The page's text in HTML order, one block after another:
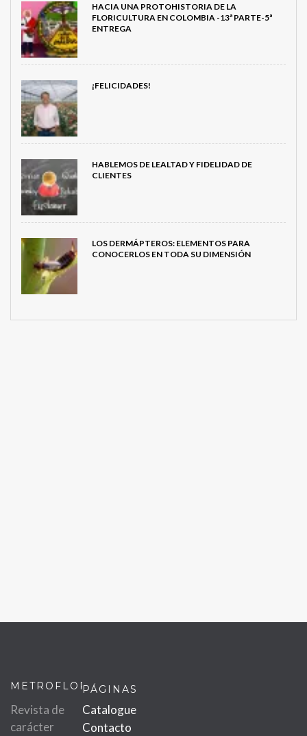
HACIA UNA PROTOHISTORIA DE LA
FLORICULTURA EN COLOMBIA -13ª PARTE-5ª
ENTREGA
¡FELICIDADES!
HABLEMOS DE LEALTAD Y FIDELIDAD DE
CLIENTES
LOS DERMÁPTEROS: ELEMENTOS PARA
CONOCERLOS EN TODA SU DIMENSIÓN
METROFLOR
Revista de
carácter
PÁGINAS
Catalogue
Contacto